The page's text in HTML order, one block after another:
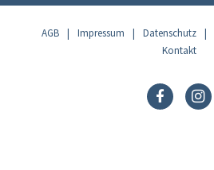
AGB | Impressum | Datenschutz |
Kontakt